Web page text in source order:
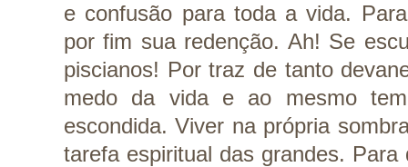
e confusão para toda a vida.
por fim sua redenção. Ah! Se
piscianos! Por traz de tanto
medo da vida e ao mesmo
escondida. Viver na própria
tarefa espiritual das grandes.